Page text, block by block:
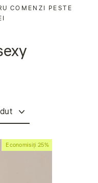
COMENZI PESTE
Economisiți 25%